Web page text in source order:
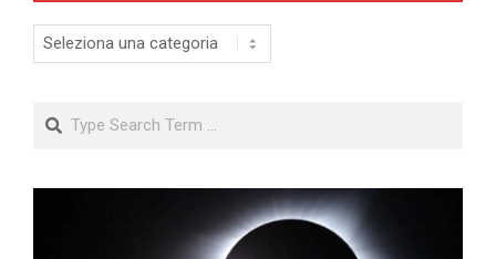
Categorie
Search